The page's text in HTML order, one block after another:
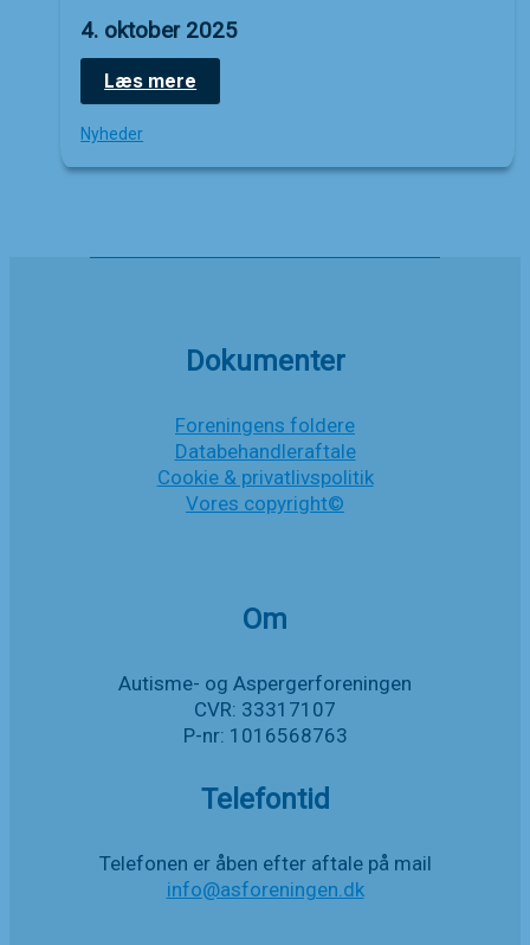
4. oktober 2025
Autisme-
og
Aspergerforeningen
er
nu
Handicaporganisationer
Læs mere
Nyheder
Dokumenter
Foreningens foldere
Databehandleraftale
Cookie & privatlivspolitik
Vores copyright©
Om
Autisme- og Aspergerforeningen
CVR: 33317107
P-nr: 1016568763
Telefontid
Telefonen er åben efter aftale på mail
info@asforeningen.dk